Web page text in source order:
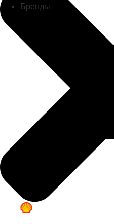
Бренды